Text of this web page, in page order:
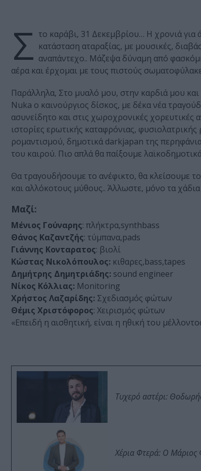
Σ το καράβι, 31 Δεκεμβρίου… Η χρονιά για
κατάσταση αταραξίας, με μουσικές,
αναπάντεχο.. Μάζεψα δύναμη από
αέρα και έρχομαι με τους πιστούς
Παράλληλα, Στο μυαλό μου, στην καρδιά μου
Νuka o καινούργιος δίσκος, με δέκα νέα
ασυνείδητο και στις χωροχρονικές χορευτικές
ιστορίες ερωτικής καταφρόνιας,
ρομαντισμού, δημοτικά darkjapan της
του καιρού. Πιο απλά θα παίξουμε
Θα τραγουδήσουμε το ανέφικτο, θα κλείσουμε
και αλλόκοτους μύθους.. Άλλωστε, μόνο τα
Μαζί:
Μένιος Γούναρης: πλήκτρα,synthbass
Θάνος Καζαντζής: τύμπανα,pads
Γιάννης Κονταρατος: βιολί
Κώστας Νικολόπουλος: κιθαρες,bass,tapes
Δημήτρης Δημητριάδης: sound engineer
Νίκος Κόλλιας: Μonitoring
Χρήστος Λαζαρίδης: Σχεδιασμός φώτων
Θέμις Χριστόφορος: Χειρισμός φώτων
«Επειδή η αισθητική, είναι η ηθική του
Τυχερό αστέρι:
Χέρια Φτερά: Ο Μάριος